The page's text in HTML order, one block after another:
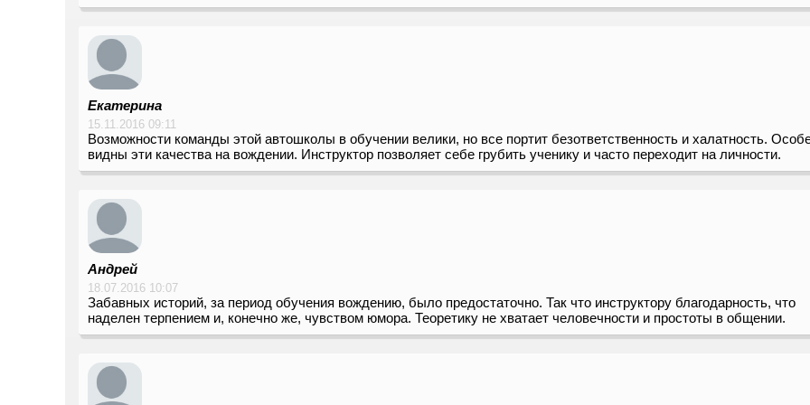
Екатерина
15.11.2016 09:11
Возможности команды этой автошколы в обучении велики, но все портит безответственность и халатность.
видны эти качества на вождении. Инструктор позволяет себе грубить ученику и часто переходит на личности.
Андрей
18.07.2016 10:07
Забавных историй, за период обучения вождению, было предостаточно. Так что инструктору благодарность, что
наделен терпением и, конечно же, чувством юмора. Теоретику не хватает человечности и простоты в общении.